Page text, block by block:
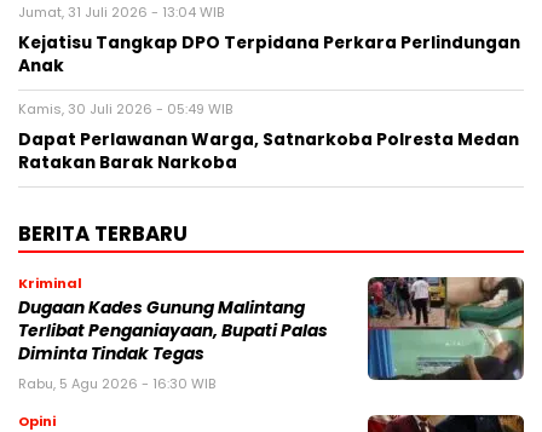
Jumat, 31 Juli 2026 - 13:04 WIB
Kejatisu Tangkap DPO Terpidana Perkara Perlindungan
Anak
Kamis, 30 Juli 2026 - 05:49 WIB
Dapat Perlawanan Warga, Satnarkoba Polresta Medan
Ratakan Barak Narkoba
BERITA TERBARU
Kriminal
Dugaan Kades Gunung Malintang
Terlibat Penganiayaan, Bupati Palas
Diminta Tindak Tegas
Rabu, 5 Agu 2026 - 16:30 WIB
Opini